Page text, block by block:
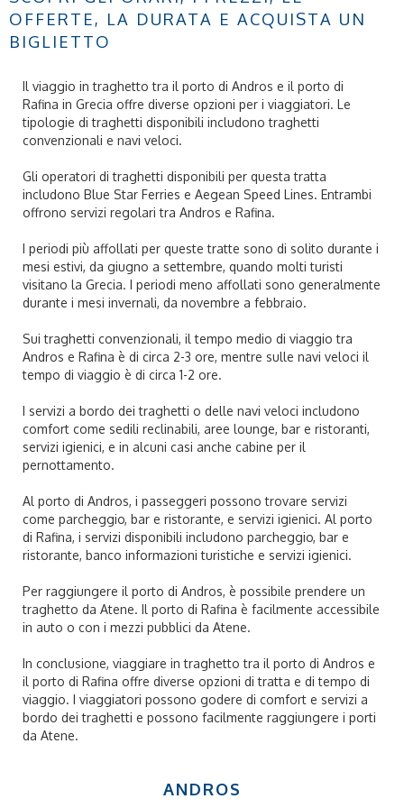
OFFERTE, LA DURATA E ACQUISTA UN
BIGLIETTO
Il viaggio in traghetto tra il porto di Andros e il porto di
Rafina in Grecia offre diverse opzioni per i viaggiatori. Le
tipologie di traghetti disponibili includono traghetti
convenzionali e navi veloci.
Gli operatori di traghetti disponibili per questa tratta
includono Blue Star Ferries e Aegean Speed Lines. Entrambi
offrono servizi regolari tra Andros e Rafina.
I periodi più affollati per queste tratte sono di solito durante i
mesi estivi, da giugno a settembre, quando molti turisti
visitano la Grecia. I periodi meno affollati sono generalmente
durante i mesi invernali, da novembre a febbraio.
Sui traghetti convenzionali, il tempo medio di viaggio tra
Andros e Rafina è di circa 2-3 ore, mentre sulle navi veloci il
tempo di viaggio è di circa 1-2 ore.
I servizi a bordo dei traghetti o delle navi veloci includono
comfort come sedili reclinabili, aree lounge, bar e ristoranti,
servizi igienici, e in alcuni casi anche cabine per il
pernottamento.
Al porto di Andros, i passeggeri possono trovare servizi
come parcheggio, bar e ristorante, e servizi igienici. Al porto
di Rafina, i servizi disponibili includono parcheggio, bar e
ristorante, banco informazioni turistiche e servizi igienici.
Per raggiungere il porto di Andros, è possibile prendere un
traghetto da Atene. Il porto di Rafina è facilmente accessibile
in auto o con i mezzi pubblici da Atene.
In conclusione, viaggiare in traghetto tra il porto di Andros e
il porto di Rafina offre diverse opzioni di tratta e di tempo di
viaggio. I viaggiatori possono godere di comfort e servizi a
bordo dei traghetti e possono facilmente raggiungere i porti
da Atene.
ANDROS